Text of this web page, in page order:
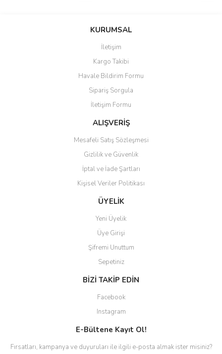
KURUMSAL
İletişim
Kargo Takibi
Havale Bildirim Formu
Sipariş Sorgula
İletişim Formu
ALIŞVERİŞ
Mesafeli Satış Sözleşmesi
Gizlilik ve Güvenlik
İptal ve İade Şartları
Kişisel Veriler Politikası
ÜYELİK
Yeni Üyelik
Üye Girişi
Şifremi Unuttum
Sepetiniz
BİZİ TAKİP EDİN
Facebook
Instagram
E-Bültene Kayıt Ol!
Fırsatları, kampanya ve duyuruları ile ilgili e-posta almak ister misiniz?